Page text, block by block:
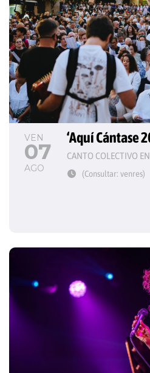
VEN
07
AGO
‘Aquí Cántase
(Consultar: venres)